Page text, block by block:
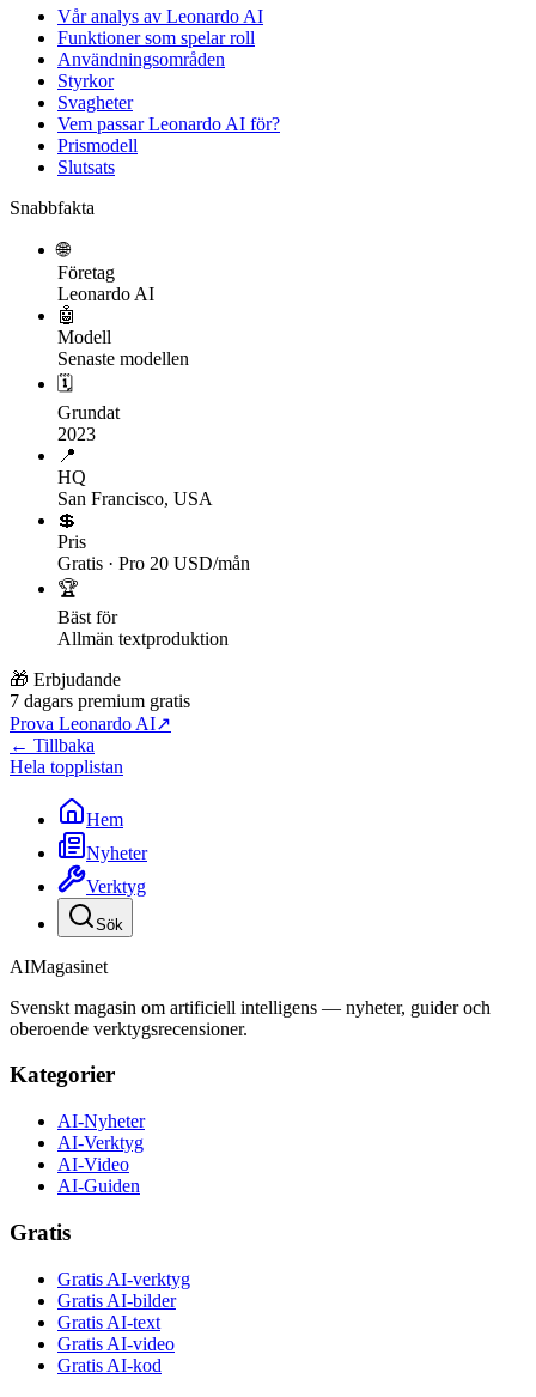
Vår analys av Leonardo AI
Funktioner som spelar roll
Användningsområden
Styrkor
Svagheter
Vem passar Leonardo AI för?
Prismodell
Slutsats
Snabbfakta
🌐
Företag
Leonardo AI
🤖
Modell
Senaste modellen
🗓
Grundat
2023
📍
HQ
San Francisco, USA
💲
Pris
Gratis · Pro 20 USD/mån
🏆
Bäst för
Allmän textproduktion
🎁 Erbjudande
7 dagars premium gratis
Prova Leonardo AI↗
← Tillbaka
Hela topplistan
Hem
Nyheter
Verktyg
Sök
AIMagasinet
Svenskt magasin om artificiell intelligens — nyheter, guider och
oberoende verktygsrecensioner.
Kategorier
AI-Nyheter
AI-Verktyg
AI-Video
AI-Guiden
Gratis
Gratis AI-verktyg
Gratis AI-bilder
Gratis AI-text
Gratis AI-video
Gratis AI-kod